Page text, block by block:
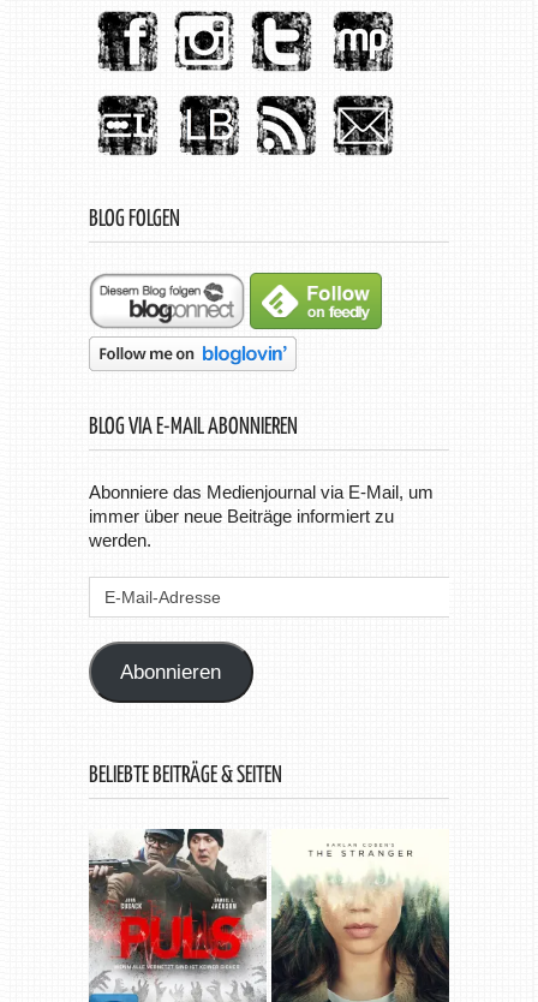
BLOG FOLGEN
BLOG VIA E-MAIL ABONNIEREN
Abonniere das Medienjournal via E-Mail, um
immer über neue Beiträge informiert zu
werden.
Mail-
Abonnieren
BELIEBTE BEITRÄGE & SEITEN